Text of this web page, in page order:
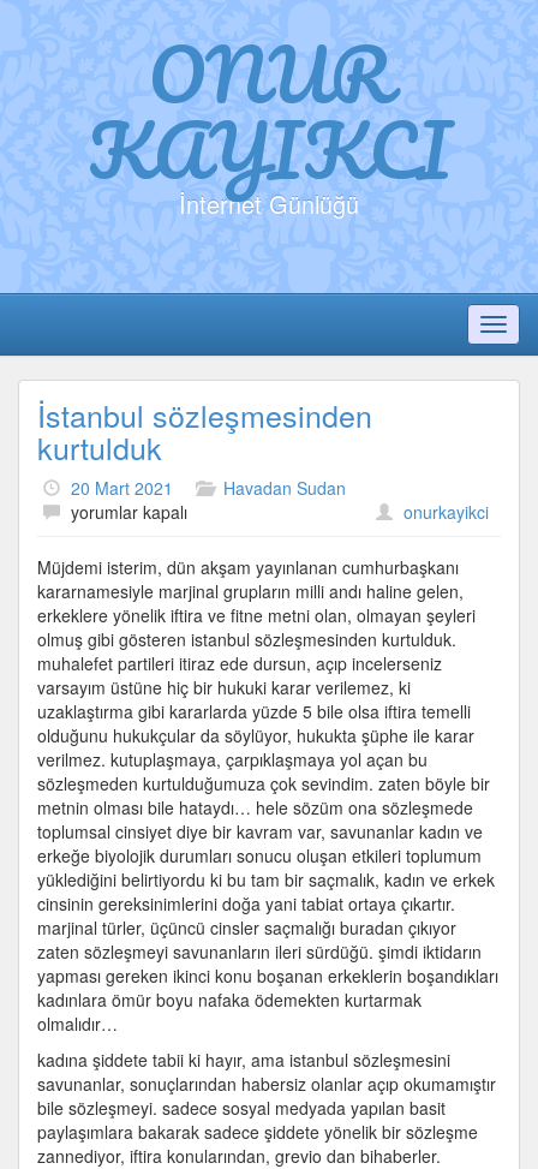
ONUR
KAYIKCI
İnternet Günlüğü
İstanbul sözleşmesinden
kurtulduk
20 Mart 2021
Havadan Sudan
İstanbul
kurtulduk
için
yorumlar kapalı onurkayikci
Müjdemi isterim, dün akşam yayınlanan cumhurbaşkanı
kararnamesiyle marjinal grupların milli andı haline gelen,
erkeklere yönelik iftira ve fitne metni olan, olmayan şeyleri
olmuş gibi gösteren istanbul sözleşmesinden kurtulduk.
muhalefet partileri itiraz ede dursun, açıp incelerseniz
varsayım üstüne hiç bir hukuki karar verilemez, ki
uzaklaştırma gibi kararlarda yüzde 5 bile olsa iftira temelli
olduğunu hukukçular da söylüyor, hukukta şüphe ile karar
verilmez. kutuplaşmaya, çarpıklaşmaya yol açan bu
sözleşmeden kurtulduğumuza çok sevindim. zaten böyle bir
metnin olması bile hataydı… hele sözüm ona sözleşmede
toplumsal cinsiyet diye bir kavram var, savunanlar kadın ve
erkeğe biyolojik durumları sonucu oluşan etkileri toplumum
yüklediğini belirtiyordu ki bu tam bir saçmalık, kadın ve erkek
cinsinin gereksinimlerini doğa yani tabiat ortaya çıkartır.
marjinal türler, üçüncü cinsler saçmalığı buradan çıkıyor
zaten sözleşmeyi savunanların ileri sürdüğü. şimdi iktidarın
yapması gereken ikinci konu boşanan erkeklerin boşandıkları
kadınlara ömür boyu nafaka ödemekten kurtarmak
olmalıdır…
kadına şiddete tabii ki hayır, ama istanbul sözleşmesini
savunanlar, sonuçlarından habersiz olanlar açıp okumamıştır
bile sözleşmeyi. sadece sosyal medyada yapılan basit
paylaşımlara bakarak sadece şiddete yönelik bir sözleşme
zannediyor, iftira konularından, grevio dan bihaberler.